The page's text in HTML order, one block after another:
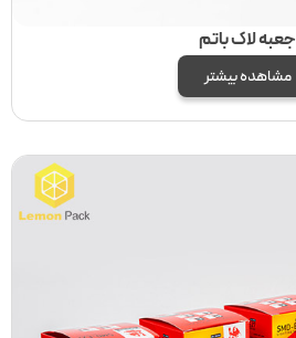
جعبه لاک باتم
مشاهده بیشتر